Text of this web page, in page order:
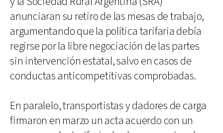
anunciaran su retiro de las mesas de trabajo,
argumentando que la política tarifaria debía
regirse por la libre negociación de las partes
sin intervención estatal, salvo en casos de
conductas anticompetitivas comprobadas.
En paralelo, transportistas y dadores de carga
firmaron en marzo un acta acuerdo con un